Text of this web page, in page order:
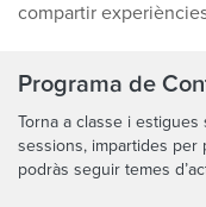
compartir
Programa de
Torna a classe i
sessions, impartides per
podràs seguir temes